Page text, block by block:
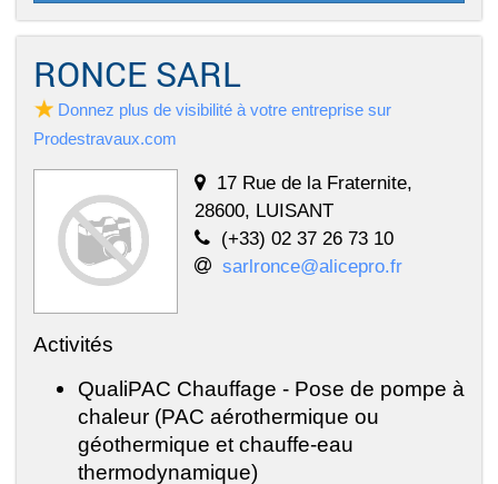
RONCE SARL
Donnez plus de visibilité à votre entreprise sur
Prodestravaux.com
17 Rue de la Fraternite,
28600, LUISANT
(+33) 02 37 26 73 10
sarlronce@alicepro.fr
Activités
QualiPAC Chauffage - Pose de pompe à
chaleur (PAC aérothermique ou
géothermique et chauffe-eau
thermodynamique)